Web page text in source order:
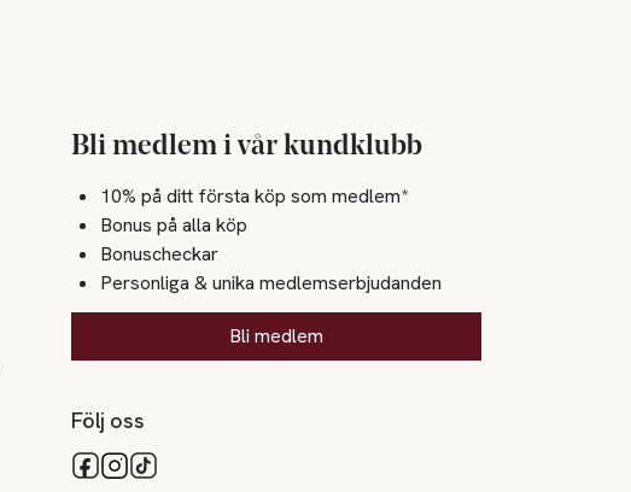
Bli medlem i vår kundklubb
10% på ditt första köp som medlem*
Bonus på alla köp
Bonuscheckar
Personliga & unika medlemserbjudanden
Bli medlem
Följ oss